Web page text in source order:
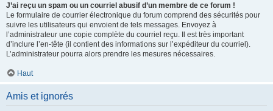
J’ai reçu un spam ou un courriel abusif d’un membre de ce forum !
Le formulaire de courrier électronique du forum comprend des sécurités pour
suivre les utilisateurs qui envoient de tels messages. Envoyez à
l’administrateur une copie complète du courriel reçu. Il est très important
d’inclure l’en-tête (il contient des informations sur l’expéditeur du courriel).
L’administrateur pourra alors prendre les mesures nécessaires.
Haut
Amis et ignorés